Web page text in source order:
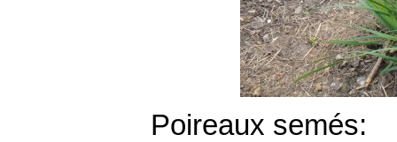
Poireaux semés: